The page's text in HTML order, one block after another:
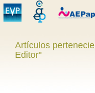
Artículos
Editor"